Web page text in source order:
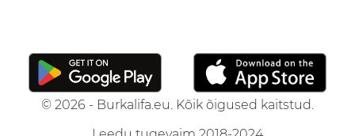
© 2026 - Burkalifa.eu. Kõik õigused kaitstud.